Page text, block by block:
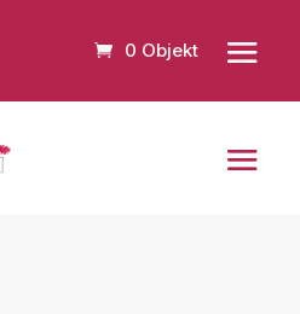
0 Objekt